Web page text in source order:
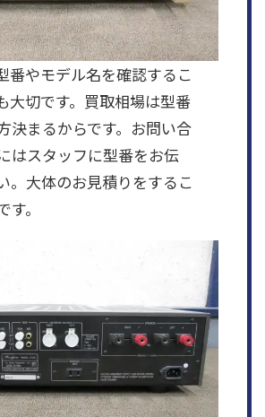
番やモデル名を確認するこ
大切です。買取相場は型番
決まるからです。お問い合
はスタッフに型番をお伝
。大体のお見積りをするこ
。